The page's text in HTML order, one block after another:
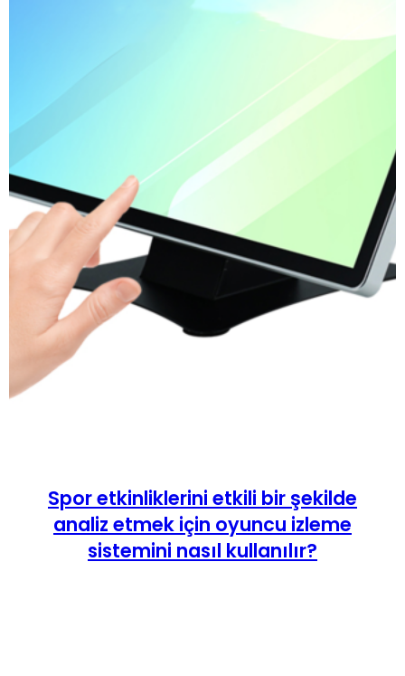
Spor etkinliklerini etkili bir şekilde
analiz etmek için oyuncu izleme
sistemini nasıl kullanılır?